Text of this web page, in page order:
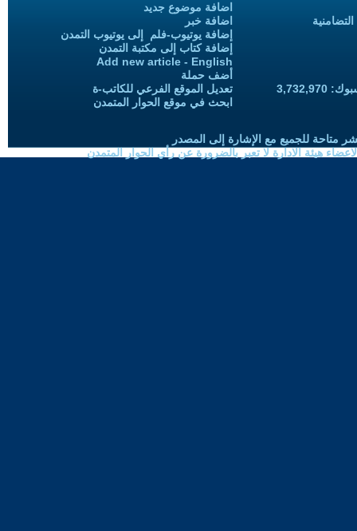
اضافة موضوع جديد
اضافة خبر
إضافة يوتيوب-فلم إلى يوتيوب التمدن
إضافة كتاب إلى مكتبة التمدن
Add new article - English
أضف حملة
تعديل الموقع الفرعي للكاتب-ة
ابحث في موقع الحوار المتمدن
متاحة للجميع مع الإشارة إلى المصدر
هيئة الادارة لا تعبر بالضرورة عن رأي الحوار المتمدن